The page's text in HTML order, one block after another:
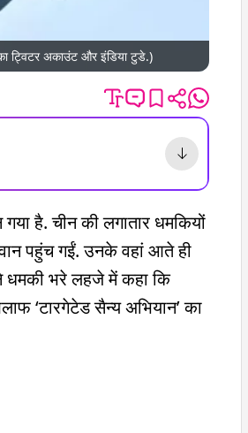
ट्विटर अकाउंट और इंडिया टुडे.)
है. चीन की लगातार धमकियों
पहुंच गईं. उनके वहां आते ही
धमकी भरे लहजे में कहा कि
‘टारगेटेड सैन्य अभियान’ का